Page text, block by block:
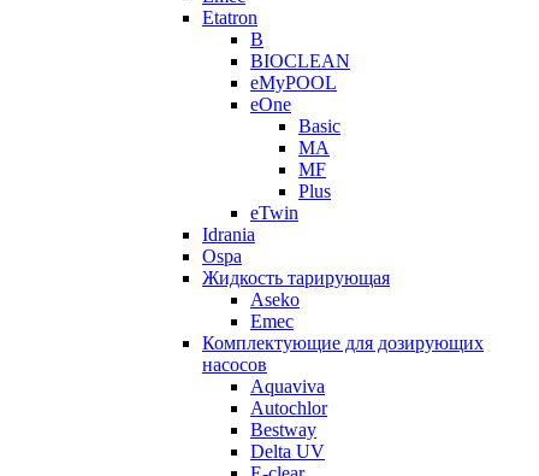
Etatron
B
BIOCLEAN
eMyPOOL
eOne
Basic
MA
MF
Plus
eTwin
Idrania
Ospa
Жидкость тарирующая
Aseko
Emec
Комплектующие для дозирующих
насосов
Aquaviva
Autochlor
Bestway
Delta UV